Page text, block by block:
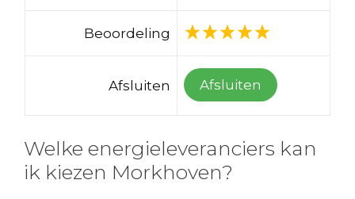
Beoordeling
Afsluiten Afsluiten
Welke energieleveranciers kan
ik kiezen Morkhoven?